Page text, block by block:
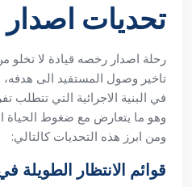
تحديات
رحلة اصدار رخصه قيادة لا تخلو
تاخير وصول المستفيد الى هدفه،
في البنية الاجرائية التي تتطلب
وهو ما يتعارض مع ضغوط الحياة
ومن ابرز هذه التحديات كالتالي:
قوائم الانتظار الطويلة